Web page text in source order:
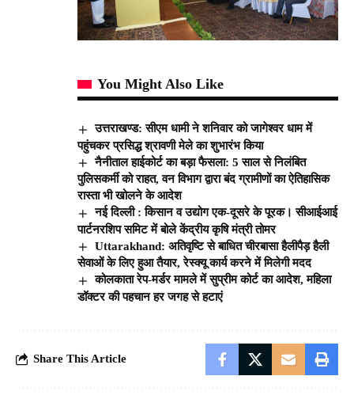
You Might Also Like
उत्तराखण्ड: सीएम धामी ने शनिवार को जागेश्वर धाम में
पहुंचकर प्रसिद्ध श्रावणी मेले का शुभारंभ किया
नैनीताल हाईकोर्ट का बड़ा फैसला: 5 साल से निलंबित
पुलिसकर्मी को राहत, वन विभाग द्वारा बंद ग्रामीणों का ऐतिहासिक
रास्ता भी खोलने के आदेश
नई दिल्ली : किसान व उद्योग एक-दूसरे के पूरक। सीआईआई
पार्टनरशिप समिट में बोले केंद्रीय कृषि मंत्री तोमर
Uttarakhand: अतिवृष्टि से बाधित चीरबासा हैलीपैड़ हैली
सेवाओं के लिए हुआ तैयार, रेस्क्यू कार्य करने में मिलेगी मदद
कोलकाता रेप-मर्डर मामले में सुप्रीम कोर्ट का आदेश, महिला
डॉक्टर की पहचान हर जगह से हटाएं
Share This Article